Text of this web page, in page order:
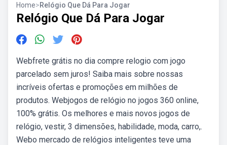
Home>Relógio Que Dá Para Jogar
Relógio Que Dá Para Jogar
Webfrete grátis no dia compre relogio com jogo
parcelado sem juros! Saiba mais sobre nossas
incríveis ofertas e promoções em milhões de
produtos. Webjogos de relógio no jogos 360 online,
100% grátis. Os melhores e mais novos jogos de
relógio, vestir, 3 dimensões, habilidade, moda, carro,.
Webo mercado de relógios inteligentes teve uma